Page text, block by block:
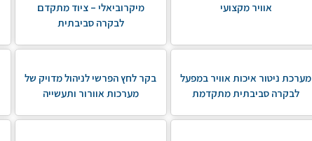
אוויר מקצועי
מיקרוביאלי – ציוד מתקדם
לבקרה סביבתית
מערכת ניטור איכות אוויר במפעל
לבקרה סביבתית מתקדמת
בקר לחץ הפרשי לניהול מדויק של
מערכות אוורור ותעשייה